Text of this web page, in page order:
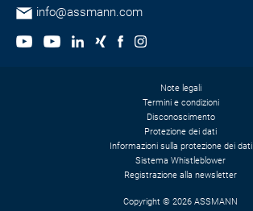
info@assmann.com
Note legali
Termini e condizioni
Disconoscimento
Protezione dei dati
Informazioni sulla protezione dei dati
Sistema Whistleblower
Registrazione alla newsletter
Copyright © 2026 ASSMANN